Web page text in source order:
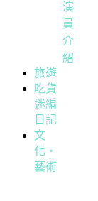
演
員
介
紹
旅遊
吃貨
迷編
日記
文
化・
藝術